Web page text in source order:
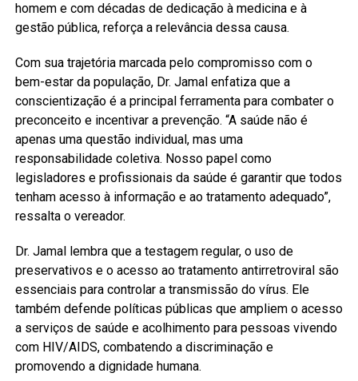
homem e com décadas de dedicação à medicina e à
gestão pública, reforça a relevância dessa causa.
Com sua trajetória marcada pelo compromisso com o
bem-estar da população, Dr. Jamal enfatiza que a
conscientização é a principal ferramenta para combater o
preconceito e incentivar a prevenção. “A saúde não é
apenas uma questão individual, mas uma
responsabilidade coletiva. Nosso papel como
legisladores e profissionais da saúde é garantir que todos
tenham acesso à informação e ao tratamento adequado”,
ressalta o vereador.
Dr. Jamal lembra que a testagem regular, o uso de
preservativos e o acesso ao tratamento antirretroviral são
essenciais para controlar a transmissão do vírus. Ele
também defende políticas públicas que ampliem o acesso
a serviços de saúde e acolhimento para pessoas vivendo
com HIV/AIDS, combatendo a discriminação e
promovendo a dignidade humana.